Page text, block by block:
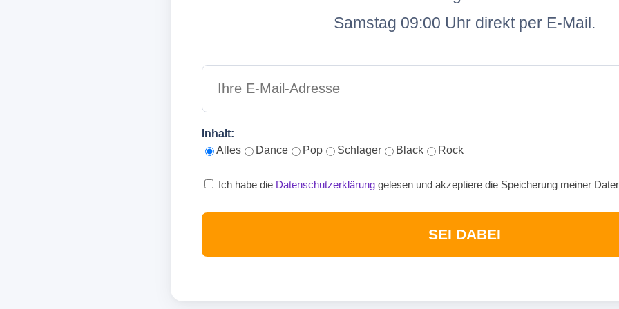
Samstag 09:00 Uhr direkt per E-Mail.
Inhalt:
Alles
Dance Pop Schlager Black Rock
Ich habe die Datenschutzerklärung gelesen und akzeptiere die Speicherung meiner
SEI DABEI